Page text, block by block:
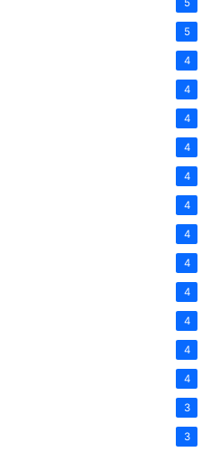
5
4
4
4
4
4
4
4
4
4
4
4
4
3
3